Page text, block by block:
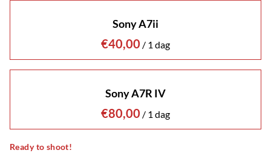
Sony A7ii
/
Sony A7R IV
/
Ready to shoot!